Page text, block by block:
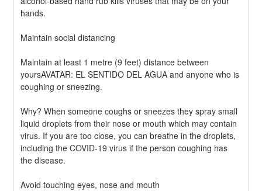
hands.
Maintain social distancing
Maintain at least 1 metre (9 feet) distance between
yoursAVATAR: EL SENTIDO DEL AGUA and anyone who is
coughing or sneezing.
Why? When someone coughs or sneezes they spray small
liquid droplets from their nose or mouth which may contain
virus. If you are too close, you can breathe in the droplets,
including the COVID-19 virus if the person coughing has
the disease.
Avoid touching eyes, nose and mouth